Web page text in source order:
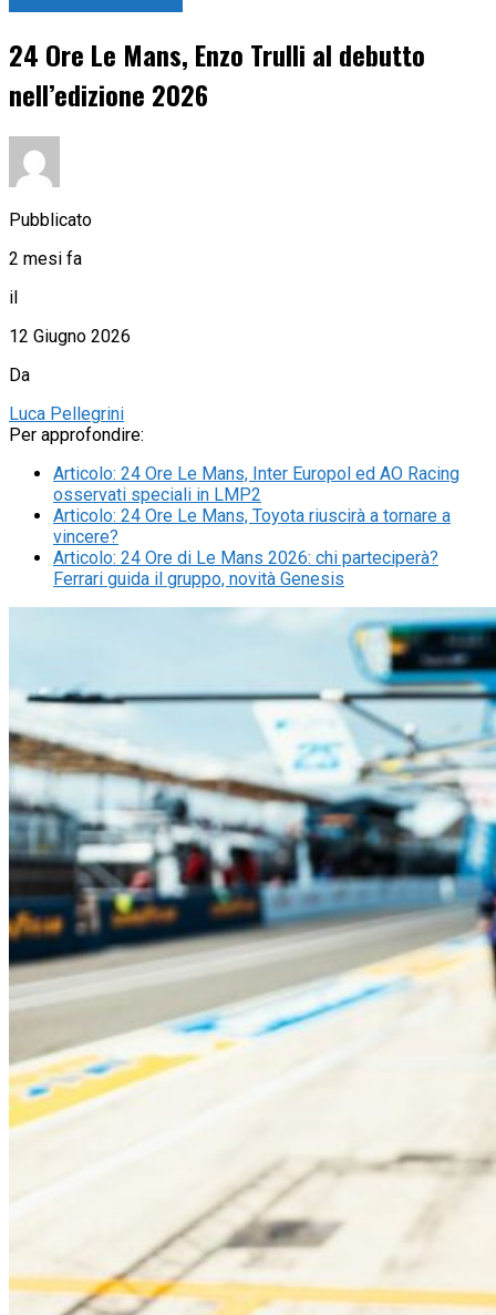
24 Ore Le Mans, Enzo Trulli al debutto
nell’edizione 2026
Pubblicato
2 mesi fa
il
12 Giugno 2026
Da
Luca Pellegrini
Per approfondire:
Articolo: 24 Ore Le Mans, Inter Europol ed AO Racing
osservati speciali in LMP2
Articolo: 24 Ore Le Mans, Toyota riuscirà a tornare a
vincere?
Articolo: 24 Ore di Le Mans 2026: chi parteciperà?
Ferrari guida il gruppo, novità Genesis